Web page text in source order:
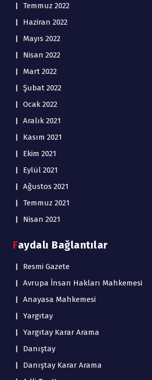
Temmuz 2022
Haziran 2022
Mayıs 2022
Nisan 2022
Mart 2022
Şubat 2022
Ocak 2022
Aralık 2021
Kasım 2021
Ekim 2021
Eylül 2021
Ağustos 2021
Temmuz 2021
Nisan 2021
Faydalı Bağlantılar
Resmi Gazete
Avrupa İnsan Hakları Mahkemesi
Anayasa Mahkemesi
Yargıtay
Yargıtay Karar Arama
Danıştay
Danıştay Karar Arama